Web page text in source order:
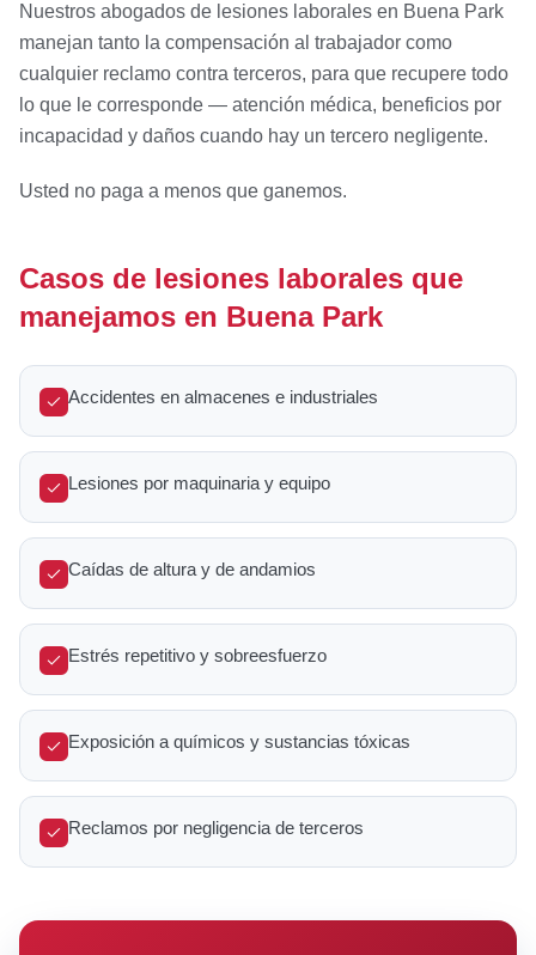
Nuestros abogados de lesiones laborales en Buena Park
manejan tanto la compensación al trabajador como
cualquier reclamo contra terceros, para que recupere todo
lo que le corresponde — atención médica, beneficios por
incapacidad y daños cuando hay un tercero negligente.
Usted no paga a menos que ganemos.
Casos de lesiones laborales que
manejamos en Buena Park
Accidentes en almacenes e industriales
Lesiones por maquinaria y equipo
Caídas de altura y de andamios
Estrés repetitivo y sobreesfuerzo
Exposición a químicos y sustancias tóxicas
Reclamos por negligencia de terceros